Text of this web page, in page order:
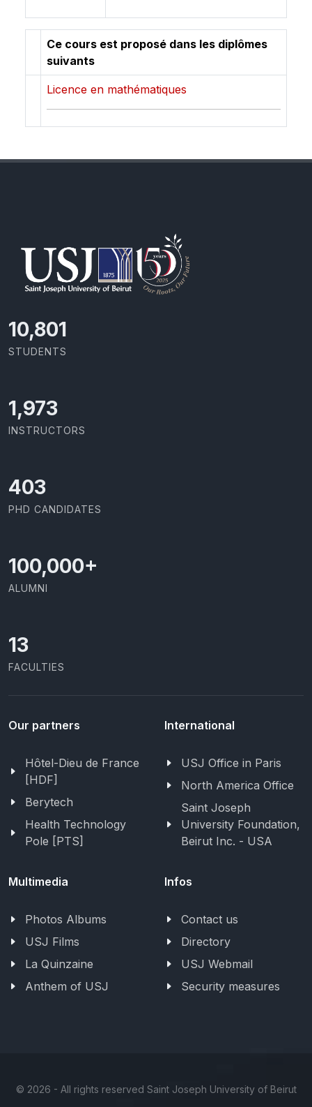
Ce cours est proposé dans les diplômes
suivants
Licence en mathématiques
11,727
STUDENTS
2,142
INSTRUCTORS
437
PHD CANDIDATES
100,000+
ALUMNI
13
FACULTIES
Our partners
Hôtel-Dieu de France
[HDF]
Berytech
Health Technology
Pole [PTS]
International
USJ Office in Paris
North America Office
Saint Joseph
University Foundation,
Beirut Inc. - USA
Multimedia
Photos Albums
USJ Films
La Quinzaine
Anthem of USJ
Infos
Contact us
Directory
USJ Webmail
Security measures
© 2026 - All rights reserved Saint Joseph University of Beirut